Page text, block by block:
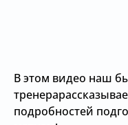
В этом видео наш
подробностей